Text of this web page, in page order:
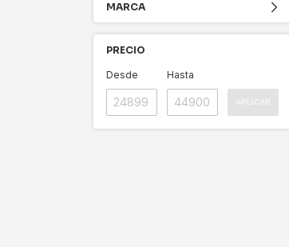
MARCA
PRECIO
Desde Hasta